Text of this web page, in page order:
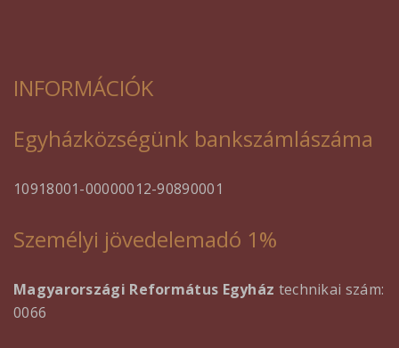
INFORMÁCIÓK
Egyházközségünk bankszámlászáma
10918001-00000012-90890001
Személyi jövedelemadó 1%
Magyarországi Református Egyház technikai szám:
0066